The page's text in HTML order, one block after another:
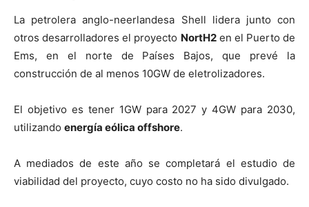
La petrolera anglo-neerlandesa Shell lidera junto con
otros desarrolladores el proyecto NortH2en el Puerto de
Ems, en el norte de Países Bajos, que prevé la
construcción de al menos 10GW de eletrolizadores.
El objetivo es tener 1GW para 2027 y 4GW para 2030,
utilizando energía eólica offshore.
A mediados de este año se completará el estudio de
viabilidad del proyecto, cuyo costo no ha sido divulgado.